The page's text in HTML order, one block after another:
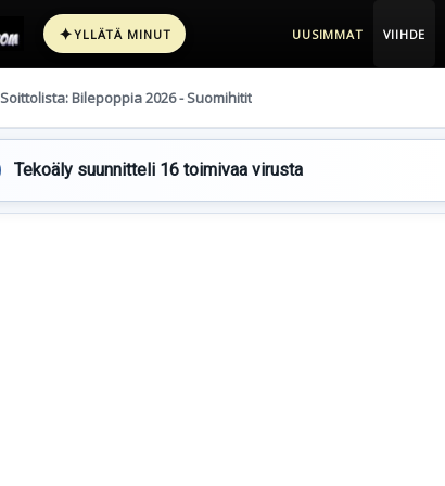
✦YLLÄTÄ MINUT UUSIMMAT VIIHDE
Soittolista: Bilepoppia 2026 - Suomihitit
Tekoäly suunnitteli 16 toimivaa virusta